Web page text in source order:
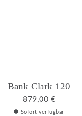
Bank Clark 120
879,00 €
Sofort verfügbar